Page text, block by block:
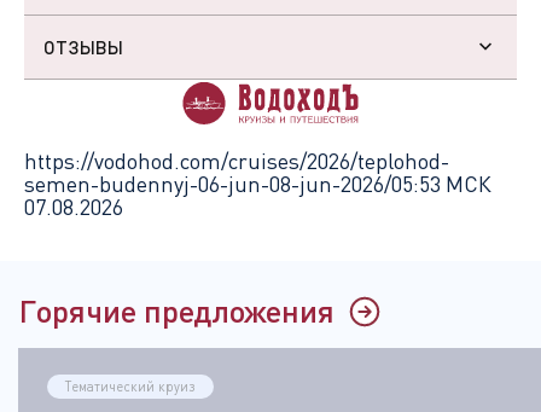
ОТЗЫВЫ
https://vodohod.com/cruises/2026/teplohod-
semen-budennyj-06-jun-08-jun-2026/05:53 МСК
07.08.2026
Горячие предложения
Тематический круиз